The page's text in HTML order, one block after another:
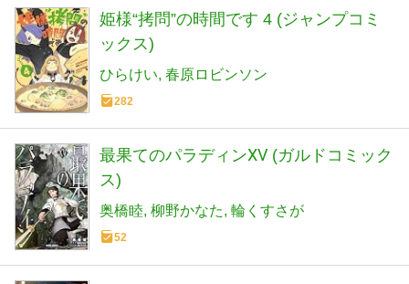
姫様“拷問”の時間です 4 (ジャンプコミ
ックス)
ひらけい 春原ロビンソン
282
最果てのパラディンⅩⅤ (ガルドコミック
ス)
奥橋睦 柳野かなた 輪くすさが
52